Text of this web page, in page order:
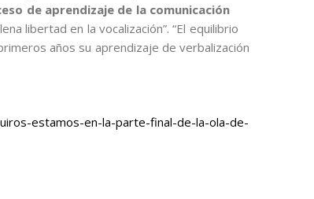
de aprendizaje de la comunicación
libertad en la vocalización”. “El equilibrio
años su aprendizaje de verbalización
estamos-en-la-parte-final-de-la-ola-de-